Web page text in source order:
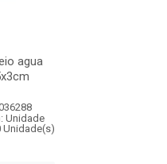
agua
Unidade
Unidade(s)